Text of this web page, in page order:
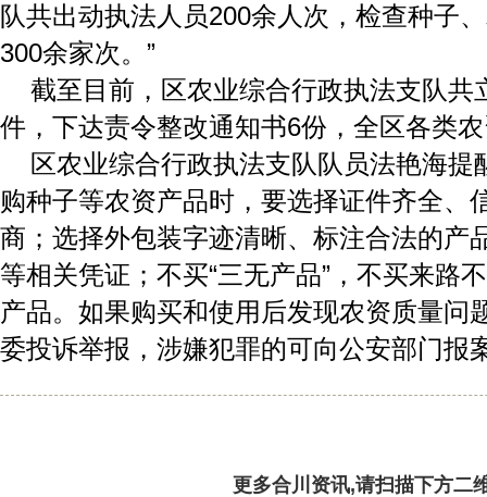
队共出动执法人员200余人次，检查种子
300余家次。”
截至目前，区农业综合行政执法支队共
件，下达责令整改通知书6份，全区各类
区农业综合行政执法支队队员法艳海提
购种子等农资产品时，要选择证件齐全、
商；选择外包装字迹清晰、标注合法的产
等相关凭证；不买“三无产品”，不买来路
产品。如果购买和使用后发现农资质量问
委投诉举报，涉嫌犯罪的可向公安部门报
更多合川资讯,请扫描下方二